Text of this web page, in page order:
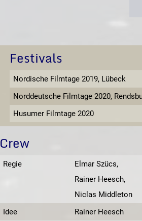
Festivals
Nordische Filmtage 2019, Lübeck
Norddeutsche Filmtage 2020,
Husumer Filmtage 2020
Crew
Regie
Elmar Szücs,
Rainer Heesch,
Niclas Middleton
Idee
Rainer Heesch